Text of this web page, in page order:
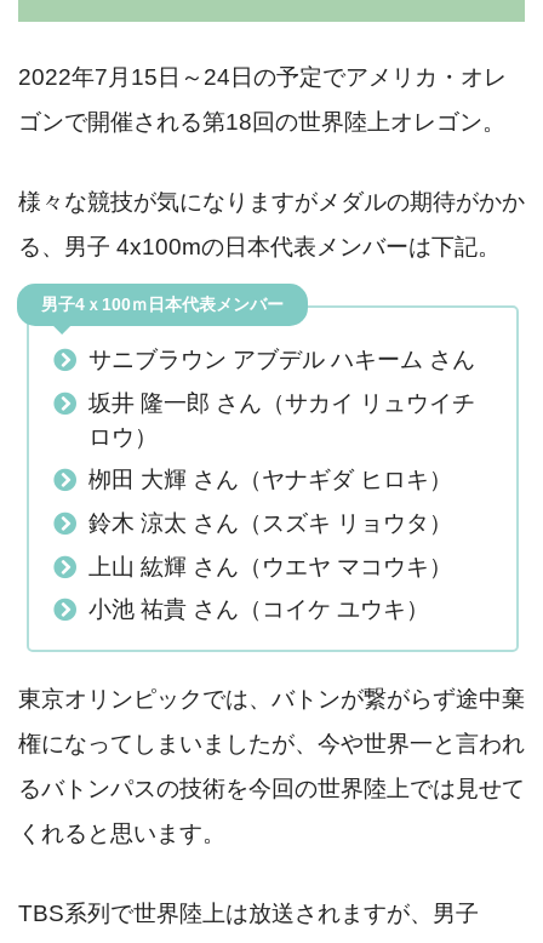
2022年7月15日～24日の予定でアメリカ・オレ
ゴンで開催される第18回の世界陸上オレゴン。
様々な競技が気になりますがメダルの期待がかか
る、男子 4x100mの日本代表メンバーは下記。
男子4ｘ100ｍ日本代表メンバー
サニブラウン アブデル ハキーム さん
坂井 隆一郎 さん（サカイ リュウイチ
ロウ）
栁田 大輝 さん（ヤナギダ ヒロキ）
鈴木 涼太 さん（スズキ リョウタ）
上山 紘輝 さん（ウエヤ マコウキ）
小池 祐貴 さん（コイケ ユウキ）
東京オリンピックでは、バトンが繋がらず途中棄
権になってしまいましたが、今や世界一と言われ
るバトンパスの技術を今回の世界陸上では見せて
くれると思います。
TBS系列で世界陸上は放送されますが、男子